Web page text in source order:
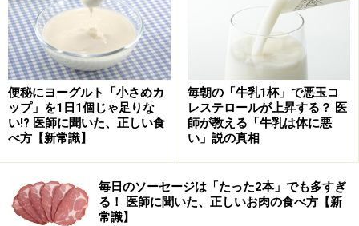
量が減少しました。もしごはんで太るなら、米の摂取量
が減るにつれて日本人のBMIは低下するはずです。しか
し実際には、日本人男性のBMI25以上の割合は2007年ま
で上昇し、その後も25％を超えた状態が続いています。
つまり、 お米をよく食べていた日本人が圧倒的に痩せて
おり、ごはんを食べなくなってから太ってきているとい
うのが事実なのです。
また、従来の和食では、ごはんとともにお味噌汁・豆
腐・わかめ・お漬物など食物繊維を豊富に含む食品を一
便秘にヨーグルト「小さめカ
ップ」を1日1個じゃ足りな
い!? 医師に聞いた、正しい食
べ方【新常識】
毎朝の「牛乳1杯」で悪玉コ
レステロールが上昇する？ 医
師が教える「牛乳は体に悪
い」説の真相
毎日のソーセージは「たった2本」でも多すぎ
る！ 医師に聞いた、正しいお肉の食べ方【新
常識】